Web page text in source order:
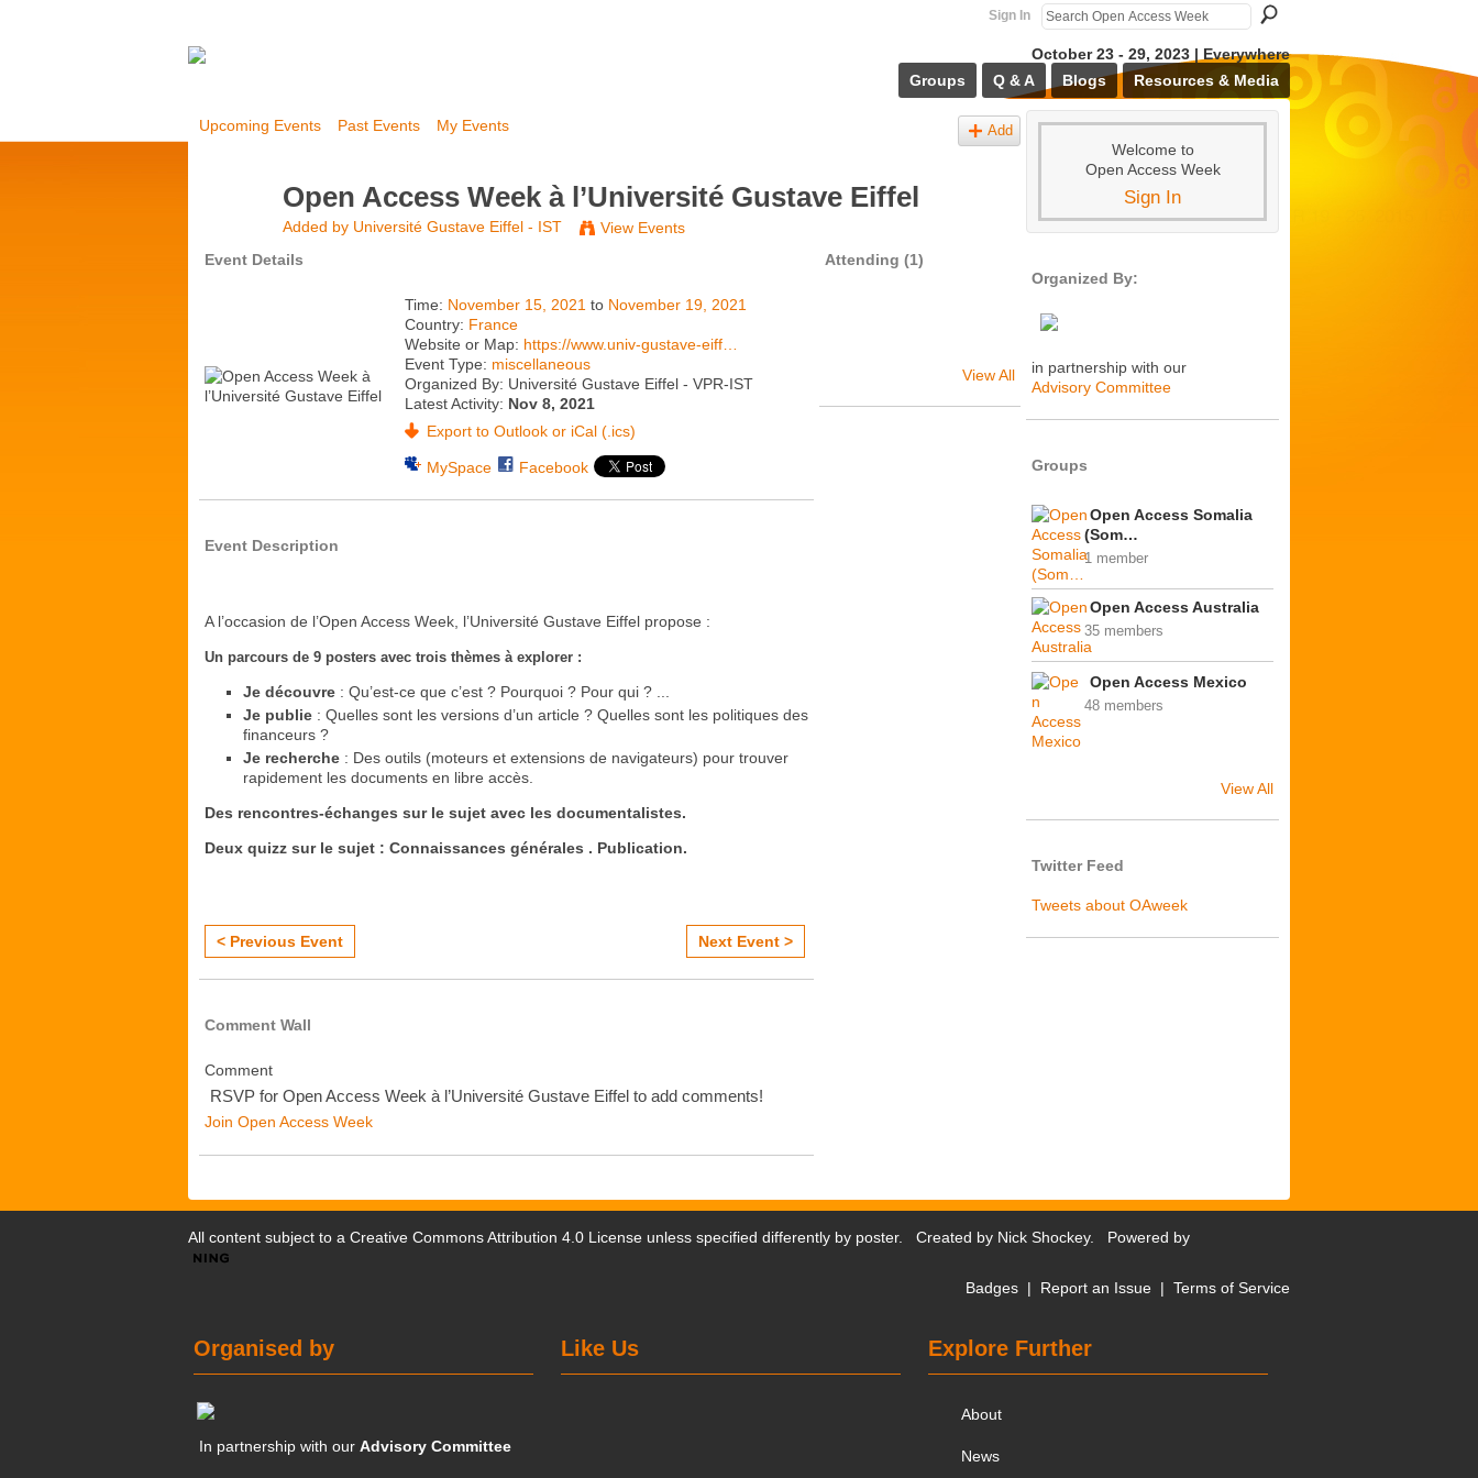
Sign In
October 23 - 29, 2023 | Everywhere
Groups
Q & A Blogs Resources & Media
Upcoming Events Past Events My Events Add
Open Access Week à l’Université Gustave Eiffel
Added by Université Gustave Eiffel - IST
View Events
Event Details
Time: November 15, 2021 to November 19, 2021
Country: France
Website or Map: https://www.univ-gustave-eiff…
Event Type: miscellaneous
Organized By: Université Gustave Eiffel - VPR-IST
Latest Activity: Nov 8, 2021
Export to Outlook or iCal (.ics)
MySpace Facebook
Event Description
A l’occasion de l’Open Access Week, l’Université Gustave Eiffel propose :
Un parcours de 9 posters avec trois thèmes à explorer :
Je découvre : Qu’est-ce que c’est ? Pourquoi ? Pour qui ? ...
Je publie : Quelles sont les versions d’un article ? Quelles sont les politiques des
financeurs ?
Je recherche : Des outils (moteurs et extensions de navigateurs) pour trouver
rapidement les documents en libre accès.
Des rencontres-échanges sur le sujet avec les documentalistes.
Deux quizz sur le sujet : Connaissances générales . Publication.
< Previous Event Next Event >
Comment Wall
Comment
RSVP for Open Access Week à l’Université Gustave Eiffel to add comments!
Join Open Access Week
Attending (1)
View All
Welcome to
Open Access Week
Sign In
Organized By:
in partnership with our
Advisory Committee
Groups
Open Access Somalia
(Som…
1 member
Open Access Australia
35 members
Open Access Mexico
48 members
View All
Twitter Feed
Tweets about OAweek
All content subject to a Creative Commons Attribution 4.0 License unless specified differently by poster. Created by Nick Shockey. Powered by
Badges | Report an Issue | Terms of Service
Explore Further
About
News
Like Us
Organised by
In partnership with ourAdvisory Committee